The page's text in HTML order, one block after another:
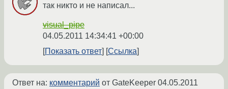
так никто и не написал...
visual_pipe
04.05.2011 14:34:41 +00:00
Показать ответ
Ссылка
Ответ на: комментарий от GateKeeper 04.05.2011